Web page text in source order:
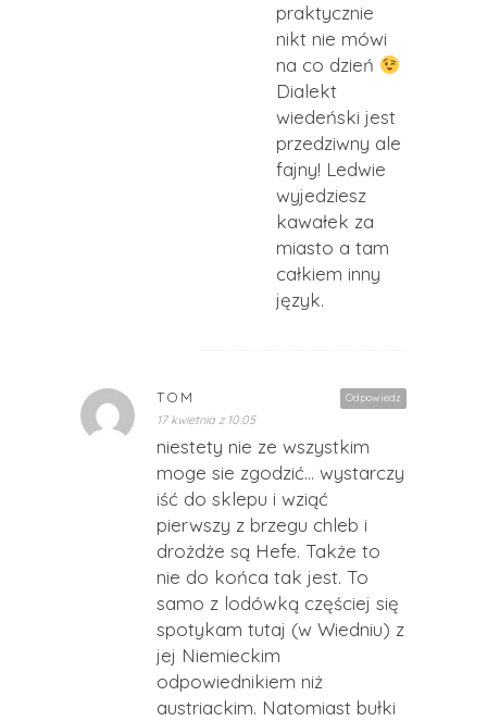
praktycznie
nikt nie mówi
na co dzień
Dialekt
wiedeński jest
przedziwny ale
fajny! Ledwie
wyjedziesz
kawałek za
miasto a tam
całkiem inny
język.
Odpowiedz
TOM
17 kwietnia z 10:05
niestety nie ze wszystkim
moge sie zgodzić… wystarczy
iść do sklepu i wziąć
pierwszy z brzegu chleb i
drożdże są Hefe. Także to
nie do końca tak jest. To
samo z lodówką częściej się
spotykam tutaj (w Wiedniu) z
jej Niemieckim
odpowiednikiem niż
austriackim. Natomiast bułki